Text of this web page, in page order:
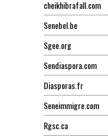
cheikhibrafall.com
Senebel.be
Sgee.org
Sendiaspora.com
Diasporas.fr
Seneimmigre.com
Rgsc.ca